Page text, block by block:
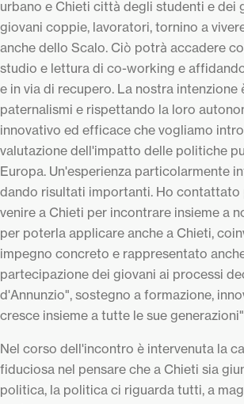
urbano e Chieti città degli studenti e dei
giovani coppie, lavoratori, tornino a
anche dello Scalo. Ciò potrà accadere
studio e lettura di co-working e
e in via di recupero. La nostra
paternalismi e rispettando la loro
innovativo ed efficace che vogliamo
valutazione dell'impatto delle politiche
Europa. Un'esperienza particolarmente
dando risultati importanti. Ho contattato
venire a Chieti per incontrare insieme a
per poterla applicare anche a Chieti,
impegno concreto e rappresentato
partecipazione dei giovani ai processi
d'Annunzio", sostegno a formazione,
cresce insieme a tutte le sue
Nel corso dell'incontro è intervenuta la
fiduciosa nel pensare che a Chieti sia
politica, la politica ci riguarda tutti, a